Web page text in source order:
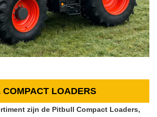
COMPACT LOADERS
zijn de Pitbull Compact Loaders,